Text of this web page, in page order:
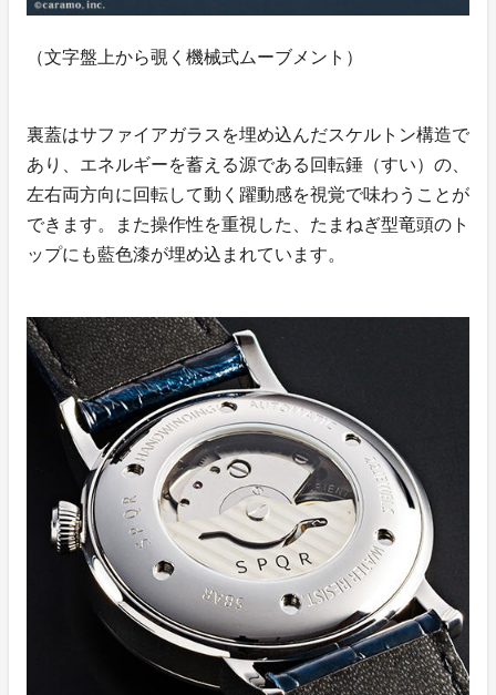
（文字盤上から覗く機械式ムーブメント）
裏蓋はサファイアガラスを埋め込んだスケルトン構造で
あり、エネルギーを蓄える源である回転錘（すい）の、
左右両方向に回転して動く躍動感を視覚で味わうことが
できます。また操作性を重視した、たまねぎ型竜頭のト
ップにも藍色漆が埋め込まれています。